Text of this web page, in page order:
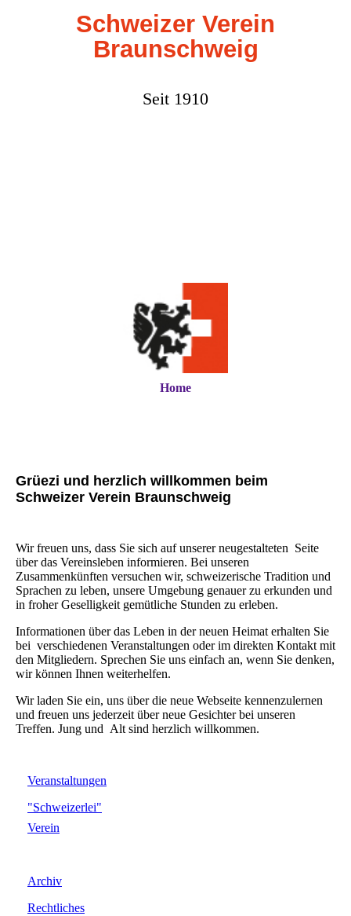
Schweizer Verein
Braunschweig
Seit 1910
Home
Grüezi und herzlich willkommen beim
Schweizer Verein Braunschweig
Wir freuen uns, dass Sie sich auf unserer neugestalteten Seite
über das Vereinsleben informieren. Bei unseren
Zusammenkünften versuchen wir, schweizerische Tradition und
Sprachen zu leben, unsere Umgebung genauer zu erkunden und
in froher Geselligkeit gemütliche Stunden zu erleben.
Informationen über das Leben in der neuen Heimat erhalten Sie
bei verschiedenen Veranstaltungen oder im direkten Kontakt mit
den Mitgliedern. Sprechen Sie uns einfach an, wenn Sie denken,
wir können Ihnen weiterhelfen.
Wir laden Sie ein, uns über die neue Webseite kennenzulernen
und freuen uns jederzeit über neue Gesichter bei unseren
Treffen. Jung und Alt sind herzlich willkommen.
Veranstaltungen
"Schweizerlei"
Verein
Archiv
Rechtliches